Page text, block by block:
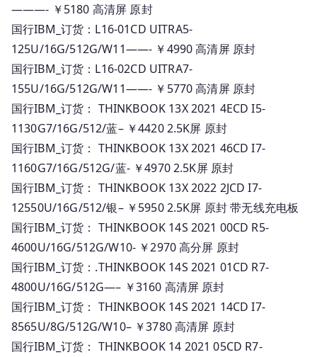
———- ￥5180 高清屏 原封
国行IBM_订货：L16-01CD UITRA5-
125U/16G/512G/W11——- ￥4990 高清屏 原封
国行IBM_订货：L16-02CD UITRA7-
155U/16G/512G/W11——- ￥5770 高清屏 原封
国行IBM_订货： THINKBOOK 13X 2021 4ECD I5-
1130G7/16G/512/蓝– ￥4420 2.5K屏 原封
国行IBM_订货： THINKBOOK 13X 2021 46CD I7-
1160G7/16G/512G/蓝- ￥4970 2.5K屏 原封
国行IBM_订货： THINKBOOK 13X 2022 2JCD I7-
12550U/16G/512/银– ￥5950 2.5K屏 原封 带无线充电板
国行IBM_订货： THINKBOOK 14S 2021 00CD R5-
4600U/16G/512G/W10- ￥2970 高分屏 原封
国行IBM_订货：.THINKBOOK 14S 2021 01CD R7-
4800U/16G/512G—– ￥3160 高清屏 原封
国行IBM_订货： THINKBOOK 14S 2021 14CD I7-
8565U/8G/512G/W10– ￥3780 高清屏 原封
国行IBM_订货： THINKBOOK 14 2021 05CD R7-